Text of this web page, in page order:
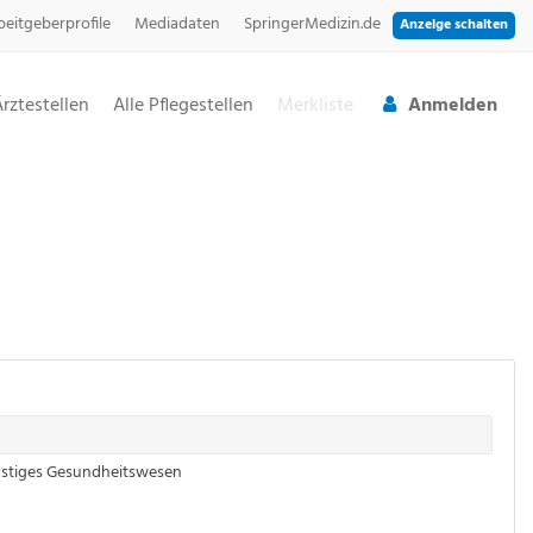
Anzeige schalten
Mediadaten SpringerMedizin.de
Anmelden
Alle Pflegestellen Merkliste
Gesundheitswesen